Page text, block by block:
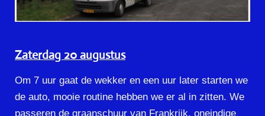
Zaterdag 20 augustus
Om 7 uur gaat de wekker en een uur later starten we
de auto, mooie routine hebben we er al in zitten. We
passeren de graanschuur van Frankrijk, oneindige